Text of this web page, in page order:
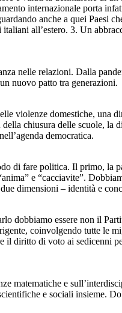
internazionale porta
anche a quei Paesi
all’estero. 3. Un
nelle relazioni. Dalla
nuovo patto tra generazioni.
violenze domestiche, una
chiusura delle scuole,
democratica.
di fare politica. Il primo, la
e “cacciavite”.
dimensioni – identità e
dobbiamo essere non il
coinvolgendo tutte le
il diritto di voto ai sedicenni
matematiche e
e sociali insieme.